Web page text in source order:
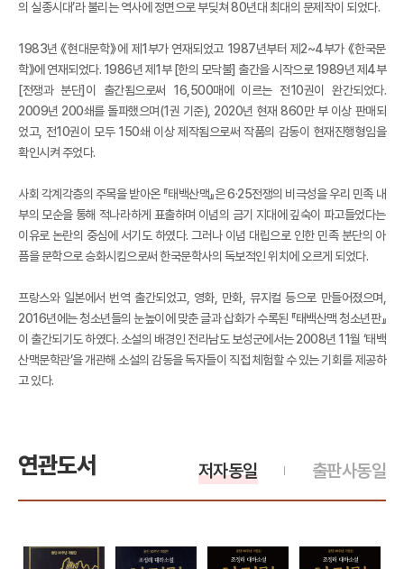
의 실종시대’라 불리는 역사에 정면으로 부딪쳐 80년대 최대의 문제작이 되었다.
1983년 《현대문학》에 제1부가 연재되었고 1987년부터 제2~4부가 《한국문
학》에 연재되었다. 1986년 제1부 [한의 모닥불] 출간을 시작으로 1989년 제4부
[전쟁과 분단]이 출간됨으로써 16,500매에 이르는 전10권이 완간되었다.
2009년 200쇄를 돌파했으며(1권 기준), 2020년 현재 860만 부 이상 판매되
었고, 전10권이 모두 150쇄 이상 제작됨으로써 작품의 감동이 현재진행형임을
확인시켜 주었다.
사회 각계각층의 주목을 받아온 『태백산맥』은 6·25전쟁의 비극성을 우리 민족 내
부의 모순을 통해 적나라하게 표출하며 이념의 금기 지대에 깊숙이 파고들었다는
이유로 논란의 중심에 서기도 하였다. 그러나 이념 대립으로 인한 민족 분단의 아
픔을 문학으로 승화시킴으로써 한국문학사의 독보적인 위치에 오르게 되었다.
프랑스와 일본에서 번역 출간되었고, 영화, 만화, 뮤지컬 등으로 만들어졌으며,
2016년에는 청소년들의 눈높이에 맞춘 글과 삽화가 수록된 『태백산맥 청소년판』
이 출간되기도 하였다. 소설의 배경인 전라남도 보성군에서는 2008년 11월 ‘태백
산맥문학관’을 개관해 소설의 감동을 독자들이 직접 체험할 수 있는 기회를 제공하
고 있다.
연관도서 출판사동일
저자동일